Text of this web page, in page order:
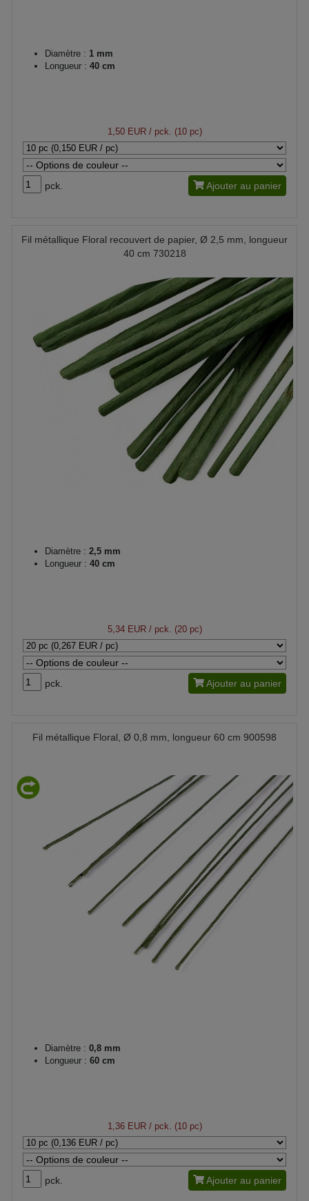
Diamètre : 1 mm
Longueur : 40 cm
1,50 EUR/ pck. (10 pc)
pck. Ajouter au panier
Fil métallique Floral recouvert de papier, Ø 2,5 mm, longueur
40 cm 730218
Diamètre : 2,5 mm
Longueur : 40 cm
5,34 EUR/ pck. (20 pc)
pck. Ajouter au panier
Fil métallique Floral, Ø 0,8 mm, longueur 60 cm 900598
Diamètre : 0,8 mm
Longueur : 60 cm
1,36 EUR/ pck. (10 pc)
pck. Ajouter au panier